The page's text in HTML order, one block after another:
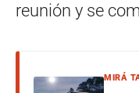
reunión y se
MIRÁ